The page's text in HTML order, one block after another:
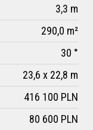
3,3 m
290,0 m²
30 °
23,6 x 22,8 m
416 100 PLN
80 600 PLN